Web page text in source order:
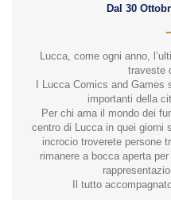
Dal 30
Lucca, come ogni anno,
traveste
I Lucca Comics and
importanti della
Per chi ama il mondo dei
centro di Lucca in quei giorni
incrocio troverete persone
rimanere a bocca aperta
Il tutto